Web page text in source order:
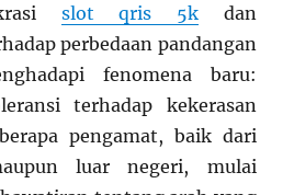
slot qris 5kdan
perbedaan pandangan
fenomena baru:
terhadap kekerasan
pengamat, baik dari
luar negeri, mulai